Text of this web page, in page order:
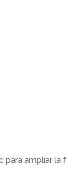
para ampliar la